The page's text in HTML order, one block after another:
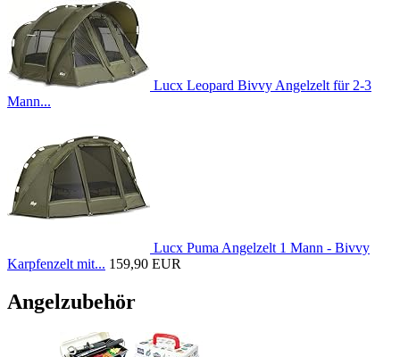
Lucx Leopard Bivvy Angelzelt für 2-3
Mann...
Lucx Puma Angelzelt 1 Mann - Bivvy
Karpfenzelt mit... 159,90 EUR
Angelzubehör